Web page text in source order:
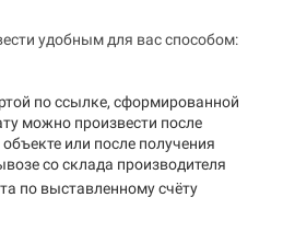
удобным для вас способом:
по ссылке, сформированной
можно произвести после
объекте или после получения
со склада производителя
по выставленному счёту